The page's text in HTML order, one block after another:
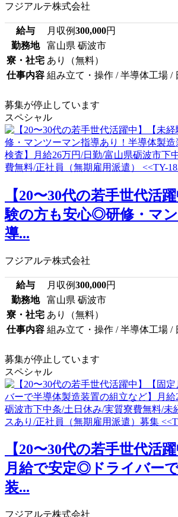
フジアルテ株式会社
給与 月収例300,000円
勤務地
富山県 砺波市
寮・社宅 あり（無料）
仕事内容 組み立て・操作 / 半導体工場 /
募集が停止しています
スペシャル
【20〜30代の若手世代活
験の方も安心◎研修・マ
導...
フジアルテ株式会社
給与 月収例300,000円
勤務地
富山県 砺波市
寮・社宅 あり（無料）
仕事内容 組み立て・操作 / 半導体工場 /
募集が停止しています
スペシャル
【20〜30代の若手世代活
月給で安定◎ドライバー
装...
フジアルテ株式会社